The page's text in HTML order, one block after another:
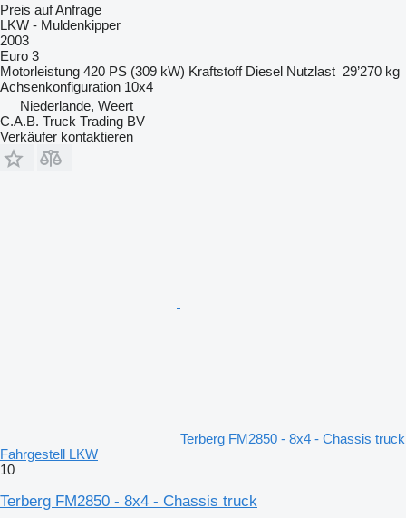
Preis auf Anfrage
LKW - Muldenkipper
2003
Euro 3
Motorleistung 420 PS (309 kW) Kraftstoff Diesel Nutzlast 29’270 kg
Achsenkonfiguration 10x4
Niederlande, Weert
C.A.B. Truck Trading BV
Verkäufer kontaktieren
Terberg FM2850 - 8x4 - Chassis truck
Fahrgestell LKW
10
Terberg FM2850 - 8x4 - Chassis truck